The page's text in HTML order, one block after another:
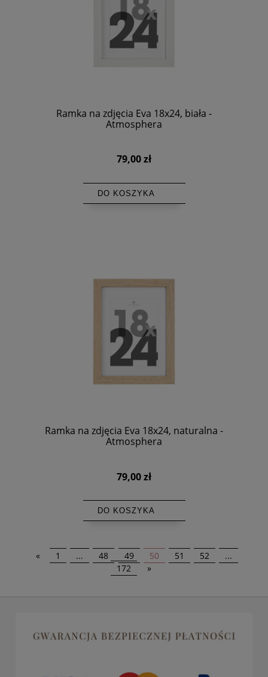
Ramka na zdjęcia Eva 18x24, biała -
Atmosphera
79,00 zł
DO KOSZYKA
Ramka na zdjęcia Eva 18x24, naturalna -
Atmosphera
79,00 zł
DO KOSZYKA
« 1 ... 48 49 50 51 52
...
172
»